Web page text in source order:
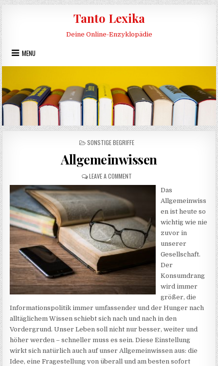
Skip to content
Tanto Lexika
Deine Online-Enzyklopädie
MENU
POSTED IN
SONSTIGE BEGRIFFE
Allgemeinwissen
LEAVE A COMMENTON ALLGEMEINWISSEN
Das
Allgemeinwiss
en ist heute so
wichtig wie nie
zuvor in
unserer
Gesellschaft.
Der
Konsumdrang
wird immer
größer, die
Informationspolitik immer umfassender und der Hunger nach
alltäglichem Wissen schiebt sich nach und nach in den
Vordergrund. Unser Leben soll nicht nur besser, weiter und
höher werden – schneller muss es sein. Diese Einstellung
wirkt sich natürlich auch auf unser Allgemeinwissen aus: die
Idee, eine Fragestellung von überall und am besten sofort